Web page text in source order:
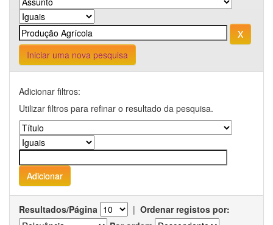
Iniciar uma nova pesquisa
Adicionar filtros:
Utilizar filtros para refinar o resultado da pesquisa.
Resultados/Página | Ordenar registos por: